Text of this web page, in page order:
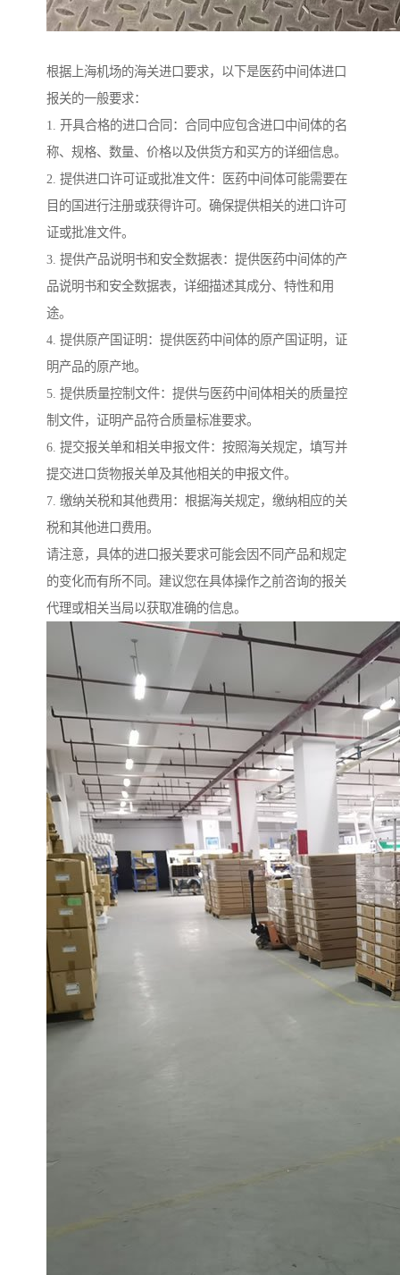
根据上海机场的海关进口要求，以下是医药中间体进口
报关的一般要求：
1. 开具合格的进口合同：合同中应包含进口中间体的名
称、规格、数量、价格以及供货方和买方的详细信息。
2. 提供进口许可证或批准文件：医药中间体可能需要在
目的国进行注册或获得许可。确保提供相关的进口许可
证或批准文件。
3. 提供产品说明书和安全数据表：提供医药中间体的产
品说明书和安全数据表，详细描述其成分、特性和用
途。
4. 提供原产国证明：提供医药中间体的原产国证明，证
明产品的原产地。
5. 提供质量控制文件：提供与医药中间体相关的质量控
制文件，证明产品符合质量标准要求。
6. 提交报关单和相关申报文件：按照海关规定，填写并
提交进口货物报关单及其他相关的申报文件。
7. 缴纳关税和其他费用：根据海关规定，缴纳相应的关
税和其他进口费用。
请注意，具体的进口报关要求可能会因不同产品和规定
的变化而有所不同。建议您在具体操作之前咨询的报关
代理或相关当局以获取准确的信息。